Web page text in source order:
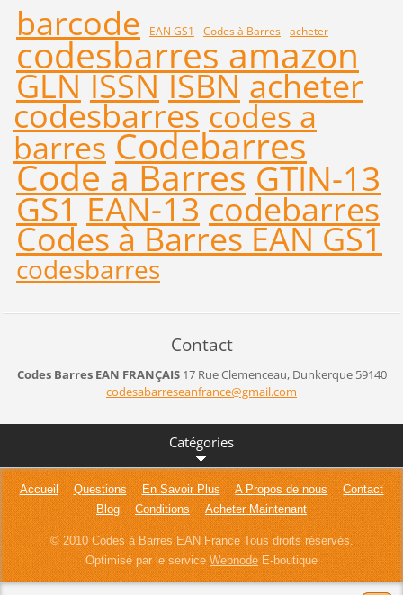
barcode EAN GS1 Codes à Barres acheter
codesbarres amazon
GLN ISSN ISBN acheter
codesbarres codes a
barres Codebarres
Code a BarresGTIN-13
GS1EAN-13 codebarres
Codes à Barres EAN GS1
codesbarres
Contact
Codes Barres EAN FRANÇAIS 17 Rue Clemenceau, Dunkerque59140
codesabarreseanfrance@gmail.com
Catégories
Accueil Questions En Savoir Plus A Propos de nous
Contact
Blog
Conditions Acheter Maintenant
© 2010 Codes à Barres EAN France Tous droits réservés.
Optimisé par le serviceWebnode E-boutique